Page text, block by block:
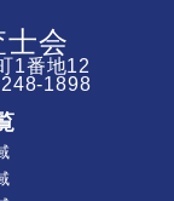
士会
1番地12
1898